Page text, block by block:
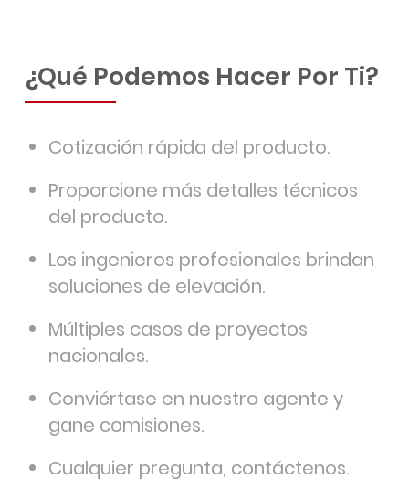
¿Qué Podemos Hacer Por Ti?
Cotización rápida del producto.
Proporcione más detalles técnicos
del producto.
Los ingenieros profesionales brindan
soluciones de elevación.
Múltiples casos de proyectos
nacionales.
Conviértase en nuestro agente y
gane comisiones.
Cualquier pregunta, contáctenos.